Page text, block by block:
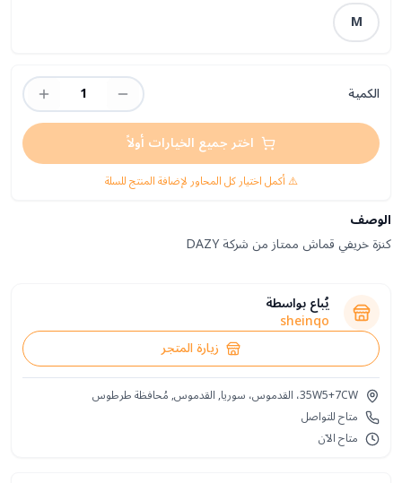
M
الكمية
1
اختر جميع الخيارات أولاً
⚠️ أكمل اختيار كل المحاور لإضافة المنتج للسلة
الوصف
كنزة خريفي قماش ممتاز من شركة DAZY
يُباع بواسطة
sheinqo
زيارة المتجر
35W5+7CW، القدموس، سوريا, القدموس, مُحافظة طرطوس
متاح للتواصل
متاح الآن